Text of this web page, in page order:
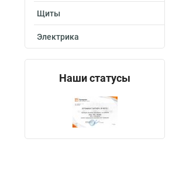
Щиты
Электрика
Наши статусы